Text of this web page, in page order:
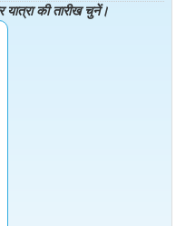
की तारीख चुनें।